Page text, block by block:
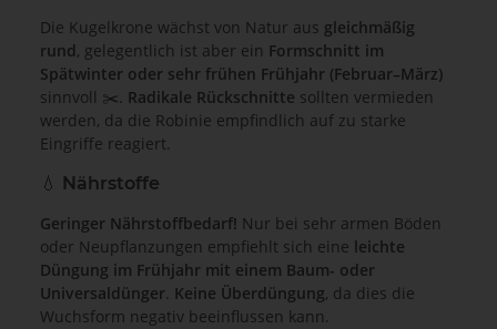
Die Kugelkrone wächst von Natur aus gleichmäßig
rund, gelegentlich ist aber ein Formschnitt im
Spätwinter oder sehr frühen Frühjahr (Februar–März)
sinnvoll ✂️. Radikale Rückschnitte sollten vermieden
werden, da die Robinie empfindlich auf zu starke
Eingriffe reagiert.
💧 Nährstoffe
Geringer Nährstoffbedarf! Nur bei sehr armen Böden
oder Neupflanzungen empfiehlt sich eine leichte
Düngung im Frühjahr mit einem Baum- oder
Universaldünger. Keine Überdüngung, da dies die
Wuchsform negativ beeinflussen kann.